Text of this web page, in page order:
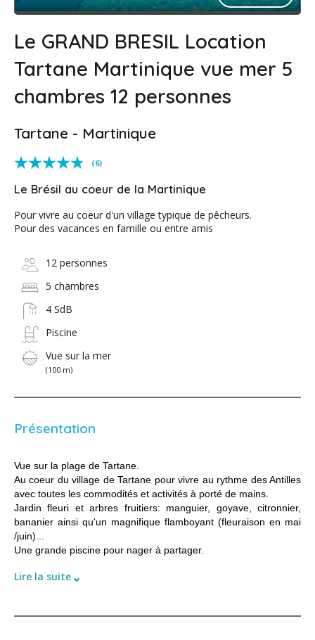
Le GRAND BRESIL Location
Tartane Martinique vue mer 5
chambres 12 personnes
Tartane - Martinique
(6)
Le Brésil au coeur de la Martinique
Pour vivre au coeur d'un village typique de pêcheurs.
Pour des vacances en famille ou entre amis
12 personnes
5 chambres
4 SdB
Piscine
Vue sur la mer
(100 m)
Présentation
Vue sur la plage de Tartane.
Au coeur du village de Tartane pour vivre au rythme des Antilles
avec toutes les commodités et activités à porté de mains.
Jardin fleuri et arbres fruitiers: manguier, goyave, citronnier,
bananier ainsi qu'un magnifique flamboyant (fleuraison en mai
/juin)...
Une grande piscine pour nager à partager.
Lire la suite⌄